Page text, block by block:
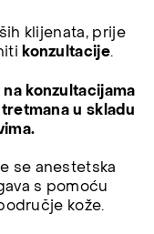
klijenata, prije
konzultacije.
konzultacijama
u skladu
se anestetska
s pomoću
kože.